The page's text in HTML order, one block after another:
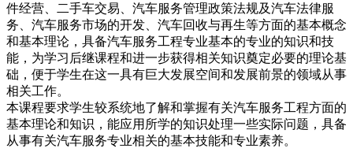
件经营、二手车交易、汽车服务管理政策法规及汽车法律服
务、汽车服务市场的开发、汽车回收与再生等方面的基本概念
和基本理论，具备汽车服务工程专业基本的专业的知识和技
能，为学习后继课程和进一步获得相关知识奠定必要的理论基
础，便于学生在这一具有巨大发展空间和发展前景的领域从事
相关工作。
本课程要求学生较系统地了解和掌握有关汽车服务工程方面的
基本理论和知识，能应用所学的知识处理一些实际问题，具备
从事有关汽车服务专业相关的基本技能和专业素养。